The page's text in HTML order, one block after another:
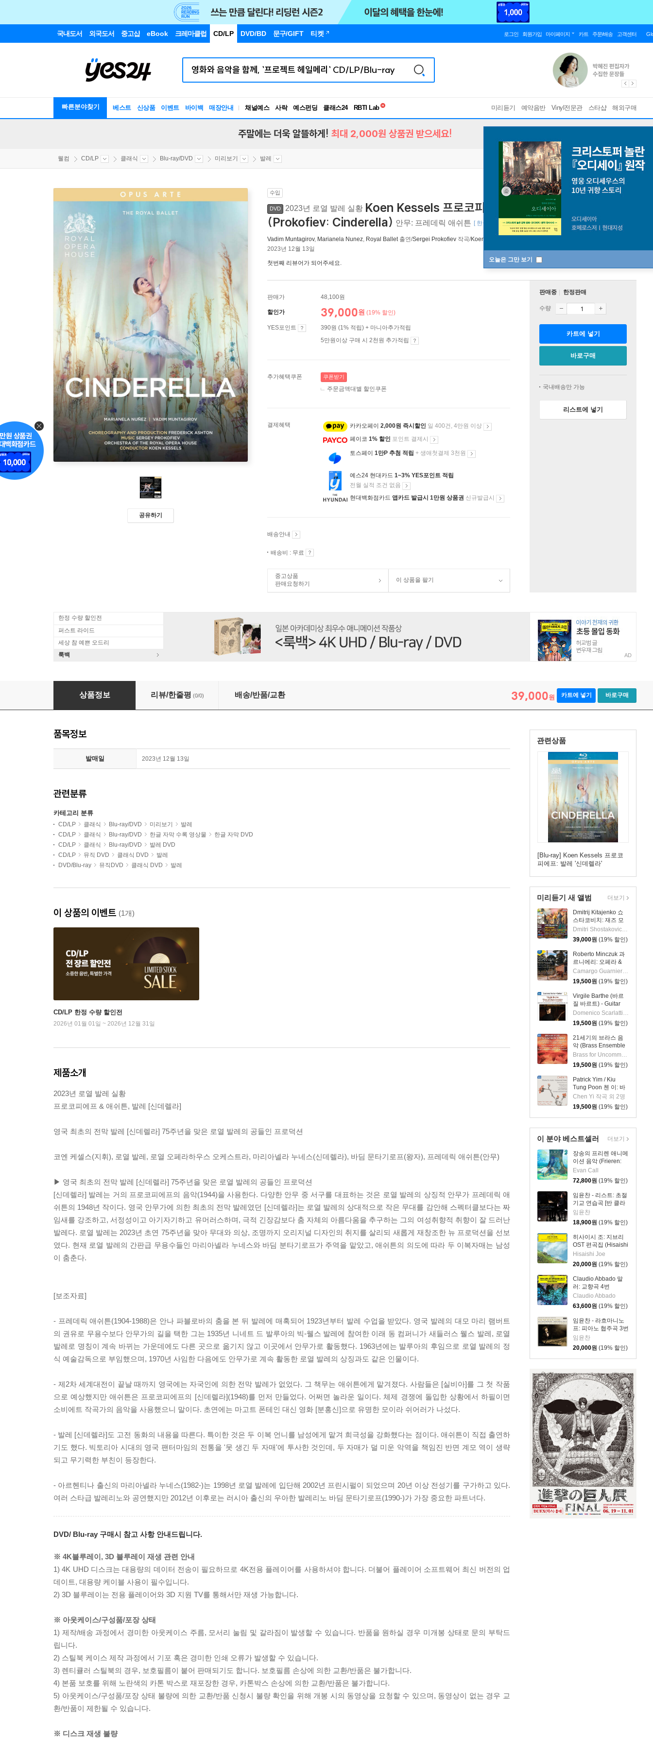
국내도서 외국도서 중고샵 eBook 크레마클럽 CD/LP DVD/BD 문구/GIFT 티켓 로그인 회원가입 마이페이지 카트 주문/배송 고객센터
빠른분야찾기 베스트 신상품 이벤트 바이백 매장안내 채널예스 사락 예스펀딩 클래스24
RBTI Lab
독서유형검사
미리듣기 예약음반 Vinyl전문관 스타샵 해외구매
오늘은 그만 보기
주말에는 더욱 알뜰하게! 최대 2,000원 상품권 받으세요!
웰컴 CD/LP 클래식 Blu-ray/DVD 미리보기 발레
공유하기
수입
DVD 2023년 로열 발레 실황 Koen Kessels 프로코피에프: 발레 '신데렐라'
(Prokofiev: Cinderella) 안무: 프레데릭 애쉬튼 [ 한글자막 ]
Vadim Muntagirov, Marianela Nunez, Royal Ballet출연/Sergei Prokofiev 작곡/Koen Kessels
2023년 12월 13일
첫번째 리뷰어가 되어주세요.
판매가 48,100원
할인가 39,000원 (19% 할인)
YES포인트
390원 (1% 적립) + 마니아추가적립
5만원이상 구매 시 2천원 추가적립
추가혜택쿠폰 쿠폰받기
주문금액대별 할인쿠폰
결제혜택 카카오페이 2,000원 즉시할인 일 400건, 4만원 이상
페이코 1% 할인 포인트 결제시
토스페이 1만P 추첨 적립 + 생애첫결제 3천원
예스24 현대카드 1~3% YES포인트 적립
전월 실적 조건 없음
현대백화점카드 앱카드 발급시 1만원 상품권 신규발급시
배송안내
배송비 : 무료
중고상품
판매요청하기
이 상품을 팔기
판매중 한정판매
수량
카트에 넣기
바로구매
국내배송만 가능
리스트에 넣기
한정 수량 할인전
퍼스트 라이드
세상 참 예쁜 오드리
룩백
AD
Koen Kessels 프로코피에프: 발레 '신데렐라' (Prokofiev: Cinderella)
상품정보 리뷰/한줄평 (0/0) 배송/반품/교환 39,000원 카트에 넣기 바로구매
관련상품
[Blu-ray] Koen Kessels 프로코
피에프: 발레 '신데렐라'
미리듣기 새 앨범
Dmitrij Kitajenko 쇼
스타코비치: 재즈 모
음곡, 발레 모음곡, 협
주곡들
(Shostakovich: Jazz
Suite; Ballet Suites;
Concertos)
Dmitri Shostakovich 작곡 외 6명
39,000원 (19% 할인)
Roberto Minczuk 과
르니에리: 오페라 &
관현악 작품집
(Guarnieri: Pedro
Malazarte)
Camargo Guarnieri 작곡 외 2명
19,500원 (19% 할인)
Virgile Barthe (바르
질 바르트) - Guitar
Recital (기타 리사이
틀)
Domenico Scarlatti 작곡 외 5명
19,500원 (19% 할인)
21세기의 브라스 음
악 (Brass Ensemble
Music - 21st Century)Brass for Uncommon Times 실내악
19,500원 (19% 할인)
Patrick Yim / Kiu
Tung Poon 첸 이: 바
이올린, 비올라, 피아
노 작품집 (Chen Yi:
Works For Violin,
Viola And Piano)
Chen Yi 작곡 외 2명
19,500원 (19% 할인)
더보기
이 분야 베스트셀러
장송의 프리렌 애니메
이션 음악 (Frieren:
Beyond Journey's
End - Original
Soundtrack) [블루 &
그린 컬러 2LP]
Evan Call
72,800원 (19% 할인)
임윤찬 - 리스트: 초절
기교 연습곡 [반 클라
이번 콩쿠르 실황 녹
음]
임윤찬
18,900원 (19% 할인)
히사이시 조: 지브리
OST 편곡집 (Hisaishi
Joe: Symphonic
Celebration)
Hisaishi Joe
20,000원 (19% 할인)
Claudio Abbado 말
러: 교향곡 4번
(Mahler: Symphony
No. 4) [LP]
Claudio Abbado
63,600원 (19% 할인)
임윤찬 - 라흐마니노
프: 피아노 협주곡 3번
[반 클라이번 콩쿠르
실황 녹음]
(Rachmaninov:
Piano Concerto
임윤찬
20,000원 (19% 할인)
더보기
품목정보
발매일 2023년 12월 13일
관련분류
카테고리 분류
CD/LP 클래식 Blu-ray/DVD 미리보기
발레
CD/LP
클래식 Blu-ray/DVD 한글 자막 수록 영상물
한글 자막 DVD
CD/LP
클래식 Blu-ray/DVD
발레 DVD
CD/LP
뮤직 DVD 클래식 DVD
발레
DVD/Blu-ray
뮤직DVD 클래식 DVD 발레
이 상품의 이벤트 (1개)
CD/LP 한정 수량 할인전
2026년 01월 01일 ~ 2026년 12월 31일
제품소개
2023년 로열 발레 실황
프로코피에프 & 애쉬튼, 발레 [신데렐라]
영국 최초의 전막 발레 [신데렐라] 75주년을 맞은 로열 발레의 공들인 프로덕션
코엔 케셀스(지휘), 로열 발레, 로열 오페라하우스 오케스트라, 마리아넬라 누네스(신데렐라), 바딤 문타기로프(왕자), 프레데릭 애쉬튼(안무)
▶ 영국 최초의 전막 발레 [신데렐라] 75주년을 맞은 로열 발레의 공들인 프로덕션
[신데렐라] 발레는 거의 프로코피에프의 음악(1944)을 사용한다. 다양한 안무 중 서구를 대표하는 것은 로열 발레의 상징적 안무가 프레데릭 애
쉬튼의 1948년 작이다. 영국 안무가에 의한 최초의 전막 발레였던 [신데렐라]는 로열 발레의 상대적으로 작은 무대를 감안해 스펙터클보다는 짜
임새를 강조하고, 서정성이고 아기자기하고 유머러스하며, 극적 긴장감보다 춤 자체의 아름다움을 추구하는 그의 여성취향적 취향이 잘 드러난
발레다. 로열 발레는 2023년 초연 75주년을 맞아 무대와 의상, 조명까지 오리지널 디자인의 취지를 살리되 새롭게 재창조한 뉴 프로덕션을 선보
였다. 현재 로열 발레의 간판급 무용수들인 마리아넬라 누네스와 바딤 분타기로프가 주역을 맡았고, 애쉬튼의 의도에 따라 두 이복자매는 남성
이 춤춘다.
[보조자료]
- 프레데릭 애쉬튼(1904-1988)은 안나 파블로바의 춤을 본 뒤 발레에 매혹되어 1923년부터 발레 수업을 받았다. 영국 발레의 대모 마리 램버트
의 권유로 무용수보다 안무가의 길을 택한 그는 1935년 니네트 드 발루아의 빅-웰스 발레에 참여한 이래 동 컴퍼니가 새들러스 웰스 발레, 로열
발레로 명칭이 계속 바뀌는 가운데에도 다른 곳으로 옮기지 않고 이곳에서 안무가로 활동했다. 1963년에는 발루아의 후임으로 로열 발레의 정
식 예술감독으로 부임했으며, 1970년 사임한 다음에도 안무가로 계속 활동한 로열 발레의 상징과도 같은 인물이다.
- 제2차 세계대전이 끝날 때까지 영국에는 자국인에 의한 전막 발레가 없었다. 그 책무는 애쉬튼에게 맡겨졌다. 사람들은 [실비아]를 그 첫 작품
으로 예상했지만 애쉬튼은 프로코피에프의 [신데렐라](1948)를 먼저 만들었다. 어쩌면 놀라운 일이다. 체제 경쟁에 돌입한 상황에서 하필이면
소비에트 작곡가의 음악을 사용했으니 말이다. 초연에는 마고트 폰테인 대신 영화 [분홍신]으로 유명한 모이라 쉬어러가 나섰다.
- 발레 [신데렐라]도 고전 동화의 내용을 따른다. 특이한 것은 두 이복 언니를 남성에게 맡겨 희극성을 강화했다는 점이다. 애쉬튼이 직접 출연하
기도 했다. 빅토리아 시대의 영국 팬터마임의 전통을 '못 생긴 두 자매'에 투사한 것인데, 두 자매가 덜 미운 악역을 책임진 반면 계모 역이 생략
되고 무기력한 부친이 등장한다.
- 아르헨티나 출신의 마리아넬라 누네스(1982-)는 1998년 로열 발레에 입단해 2002년 프린시펄이 되었으며 20년 이상 전성기를 구가하고 있다.
여러 스타급 발레리노와 공연했지만 2012년 이후로는 러시아 출신의 우아한 발레리노 바딤 문타기로프(1990-)가 가장 중요한 파트너다.
DVD/ Blu-ray 구매시 참고 사항 안내드립니다.
※ 4K블루레이, 3D 블루레이 재생 관련 안내
1) 4K UHD 디스크는 대용량의 데이터 전송이 필요하므로 4K전용 플레이어를 사용하셔야 합니다. 더불어 플레이어 소프트웨어 최신 버전의 업
데이트, 대용량 케이블 사용이 필수입니다.
2) 3D 블루레이는 전용 플레이어와 3D 지원 TV를 통해서만 재생 가능합니다.
※ 아웃케이스/구성품/포장 상태
1) 제작/배송 과정에서 경미한 아웃케이스 주름, 모서리 눌림 및 갈라짐이 발생할 수 있습니다. 반품을 원하실 경우 미개봉 상태로 문의 부탁드
립니다.
2) 스틸북 케이스 제작 과정에서 기포 혹은 경미한 인쇄 오류가 발생할 수 있습니다.
3) 렌티큘러 스틸북의 경우, 보호필름이 붙어 판매되기도 합니다. 보호필름 손상에 의한 교환/반품은 불가합니다.
4) 본품 보호를 위해 노란색의 카톤 박스로 재포장한 경우, 카톤박스 손상에 의한 교환/반품은 불가합니다.
5) 아웃케이스/구성품/포장 상태 불량에 의한 교환/반품 신청시 불량 확인을 위해 개봉 시의 동영상을 요청할 수 있으며, 동영상이 없는 경우 교
환/반품이 제한될 수 있습니다.
※ 디스크 재생 불량